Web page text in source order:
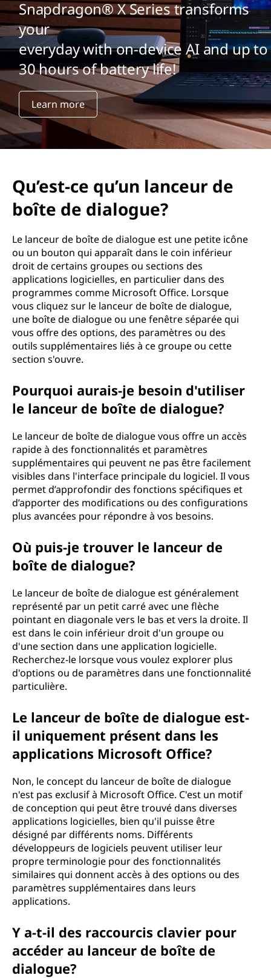
Snapdragon® X Series transforms
your
everyday with on-device AI and up to
30 hours of battery life!
Learn more
Qu’est-ce qu’un lanceur de
boîte de dialogue?
Le lanceur de boîte de dialogue est une petite icône
ou un bouton qui apparaît dans le coin inférieur
droit de certains groupes ou sections des
applications logicielles, en particulier dans des
programmes comme Microsoft Office. Lorsque
vous cliquez sur le lanceur de boîte de dialogue,
une boîte de dialogue ou une fenêtre séparée qui
vous offre des options, des paramètres ou des
outils supplémentaires liés à ce groupe ou cette
section s'ouvre.
Pourquoi aurais-je besoin d'utiliser
le lanceur de boîte de dialogue?
Le lanceur de boîte de dialogue vous offre un accès
rapide à des fonctionnalités et paramètres
supplémentaires qui peuvent ne pas être facilement
visibles dans l'interface principale du logiciel. Il vous
permet d’approfondir des fonctions spécifiques et
d’apporter des modifications ou des configurations
plus avancées pour répondre à vos besoins.
Où puis-je trouver le lanceur de
boîte de dialogue?
Le lanceur de boîte de dialogue est généralement
représenté par un petit carré avec une flèche
pointant en diagonale vers le bas et vers la droite. Il
est dans le coin inférieur droit d'un groupe ou
d'une section dans une application logicielle.
Recherchez-le lorsque vous voulez explorer plus
d'options ou de paramètres dans une fonctionnalité
particulière.
Le lanceur de boîte de dialogue est-
il uniquement présent dans les
applications Microsoft Office?
Non, le concept du lanceur de boîte de dialogue
n'est pas exclusif à Microsoft Office. C'est un motif
de conception qui peut être trouvé dans diverses
applications logicielles, bien qu'il puisse être
désigné par différents noms. Différents
développeurs de logiciels peuvent utiliser leur
propre terminologie pour des fonctionnalités
similaires qui donnent accès à des options ou des
paramètres supplémentaires dans leurs
applications.
Y a-t-il des raccourcis clavier pour
accéder au lanceur de boîte de
dialogue?